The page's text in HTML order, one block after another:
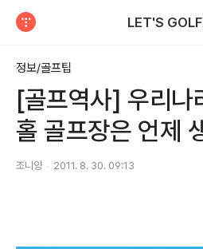
LET'S
정보/골프팁
[골프역사] 우리나
홀 골프장은 언제
조니양 2011. 8. 30. 09:13